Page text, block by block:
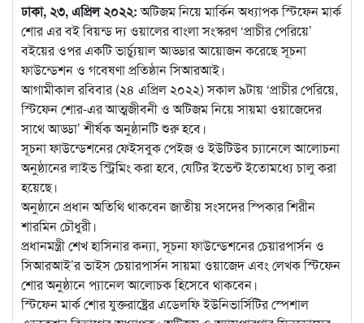
ঢাকা, ২৩, এপ্রিল ২০২২:অটিজম নিয়ে মার্কিন অধ্যাপক স্টিফেন মার্ক
শোর এর বই বিয়ন্ড দ্য ওয়ালের বাংলা সংস্করণ ‘প্রাচীর পেরিয়ে’
বইয়ের ওপর একটি ভার্চ্যুয়াল আড্ডার আয়োজন করেছে সূচনা
ফাউন্ডেশন ও গবেষণা প্রতিষ্ঠান সিআরআই।
আগামীকাল রবিবার (২৪ এপ্রিল ২০২২) সকাল ৯টায় ‘প্রাচীর পেরিয়ে,
স্টিফেন শোর-এর আত্মজীবনী ও অটিজম নিয়ে সায়মা ওয়াজেদের
সাথে আড্ডা’ শীর্ষক অনুষ্ঠানটি শুরু হবে।
সূচনা ফাউন্ডেশনের ফেইসবুক পেইজ ও ইউটিউব চ্যানেলে আলোচনা
অনুষ্ঠানের লাইভ স্ট্রিমিং করা হবে, যেটির ইভেন্ট ইতোমধ্যে চালু করা
হয়েছে।
অনুষ্ঠানে প্রধান অতিথি থাকবেন জাতীয় সংসদের স্পিকার শিরীন
শারমিন চৌধুরী।
প্রধানমন্ত্রী শেখ হাসিনার কন্যা, সূচনা ফাউন্ডেশনের চেয়ারপার্সন ও
সিআরআই’র ভাইস চেয়ারপার্সন সায়মা ওয়াজেদ এবং লেখক স্টিফেন
শোর অনুষ্ঠানে প্যানেল আলোচক হিসেবে থাকবেন।
স্টিফেন মার্ক শোর যুক্তরাষ্ট্রের এডেলফি ইউনিভার্সিটির স্পেশাল